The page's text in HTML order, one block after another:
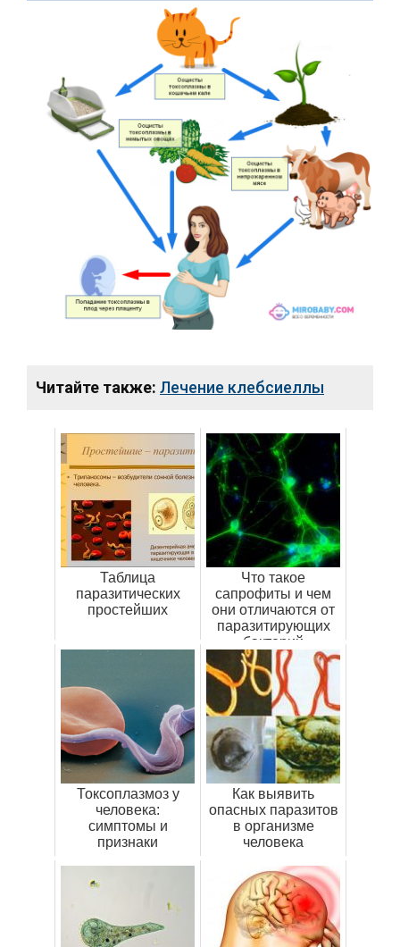
Читайте также: Лечение клебсиеллы
Таблица
паразитических
простейших
Что такое
сапрофиты и чем
они отличаются от
паразитирующих
бактерий
Токсоплазмоз у
человека:
симптомы и
признаки
Как выявить
опасных паразитов
в организме
человека